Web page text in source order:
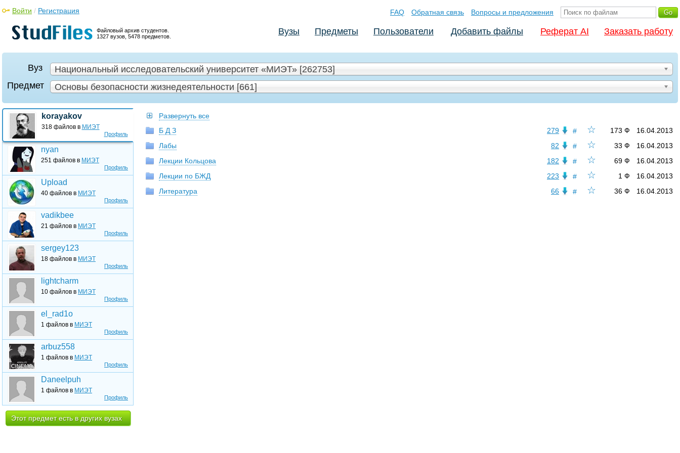
Файловый архив студентов.
1327 вузов, 5478 предметов.
Войти / Регистрация FAQ Обратная связь Вопросы и предложения
Вузы Предметы Пользователи Добавить файлы Реферат AI Заказать работу
Вуз
Национальный исследовательский университет «МИЭТ» [262753]
Предмет
Основы безопасности жизнедеятельности [661]
Профиль
korayakov
318 файлов в МИЭТ
Профиль
nyan
251 файлов в МИЭТ
Профиль
Upload
40 файлов в МИЭТ
Профиль
vadikbee
21 файлов в МИЭТ
Профиль
sergey123
18 файлов в МИЭТ
Профиль
lightcharm
10 файлов в МИЭТ
Профиль
el_rad1o
1 файлов в МИЭТ
Профиль
arbuz558
1 файлов в МИЭТ
Профиль
Daneelpuh
1 файлов в МИЭТ
Этот предмет есть в других вузах
Развернуть все
☆
# 16.04.2013
173 Ф
279
Б Д З
☆
# 16.04.2013
33 Ф
82
Лабы
☆
# 16.04.2013
69 Ф
182
Лекции Кольцова
☆
# 16.04.2013
1 Ф
223
Лекции по БЖД
☆
# 16.04.2013
36 Ф
66
Литература